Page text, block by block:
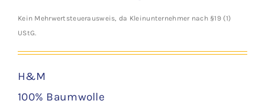
Preis
2,20 €
Preis
1,80 €.
Kein Mehrwertsteuerausweis, da Kleinunternehmer nach §19 (1)
UStG.
H&M
100% Baumwolle